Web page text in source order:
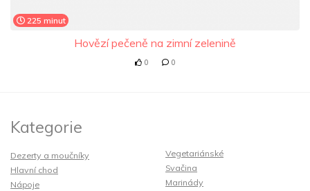
225 minut
Hovězí pečeně na zimní zelenině
0 0
Kategorie
Dezerty a moučníky
Hlavní chod
Nápoje
Vegetariánské
Svačina
Marinády